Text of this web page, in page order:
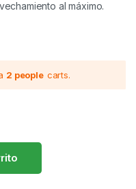
al máximo.
2 people carts.